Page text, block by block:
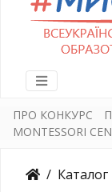
ПРО КОНКУРС
MONTESSORI
Каталог